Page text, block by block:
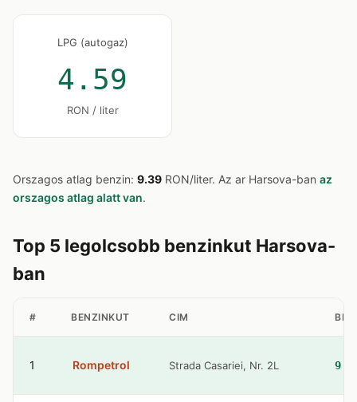
LPG (autogaz)
4.59
RON / liter
Orszagos atlag benzin: 9.39 RON/liter. Az ar Harsova-ban az
orszagos atlag alatt van.
Top 5 legolcsobb benzinkut Harsova-
ban
# BENZINKUT CIM
1 Rompetrol Strada Casariei, Nr. 2L